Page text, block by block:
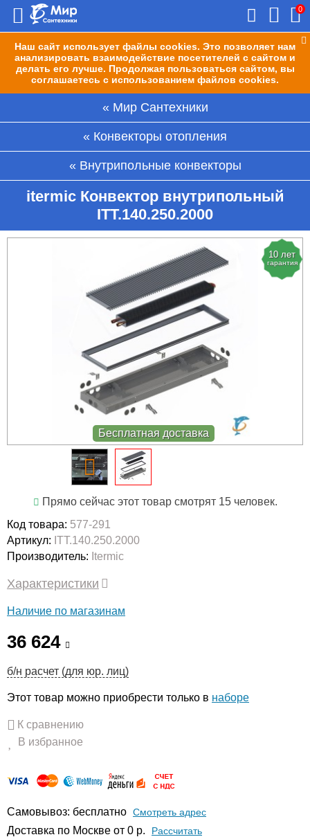
Наш сайт использует файлы cookies. Это позволяет нам
анализировать взаимодействие посетителей с сайтом и
делать его лучше. Продолжая пользоваться сайтом, вы
соглашаетесь с использованием файлов cookies.
0
Мир Сантехники
Конвекторы отопления
Внутрипольные конвекторы
itermic Конвектор внутрипольный
ITT.140.250.2000
10 лет
гарантия
Бесплатная доставка
Прямо сейчас этот товар смотрят 15 человек.
Код товара: 577-291
Артикул: ITT.140.250.2000
Производитель: Itermic
Характеристики
Наличие по магазинам
36 624
б/н расчет (для юр. лиц)
Этот товар можно приобрести только в наборе
К сравнению
В избранное
Самовывоз: бесплатно Смотреть адрес
Доставка по Москве от 0 р. Расcчитать